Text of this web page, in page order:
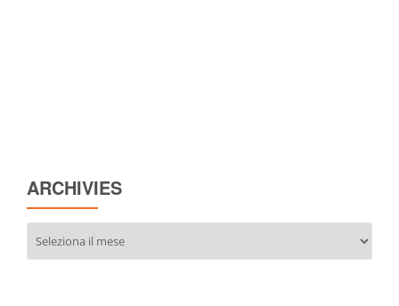
ARCHIVIES